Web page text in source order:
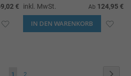
€
ZUR
inkl. MwSt. Ab 124,95 €
IN DEN WARENKORB ZUR
Seite
Sie
1 Seite
2